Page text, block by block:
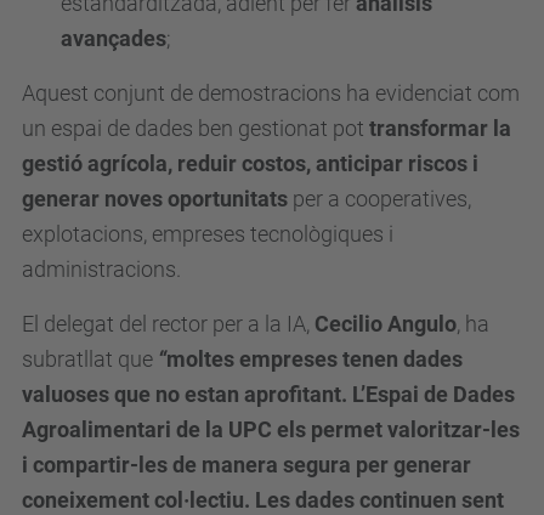
avançades;
Aquest conjunt de demostracions ha evidenciat com
un espai de dades ben gestionat pot transformar la
gestió agrícola, reduir costos, anticipar riscos i
generar noves oportunitats per a cooperatives,
explotacions, empreses tecnològiques i
administracions.
El delegat del rector per a la IA, Cecilio Angulo, ha
subratllat que “moltes empreses tenen dades
valuoses que no estan aprofitant. L’Espai de Dades
Agroalimentari de la UPC els permet valoritzar-les
i compartir-les de manera segura per generar
coneixement col·lectiu. Les dades continuen sent